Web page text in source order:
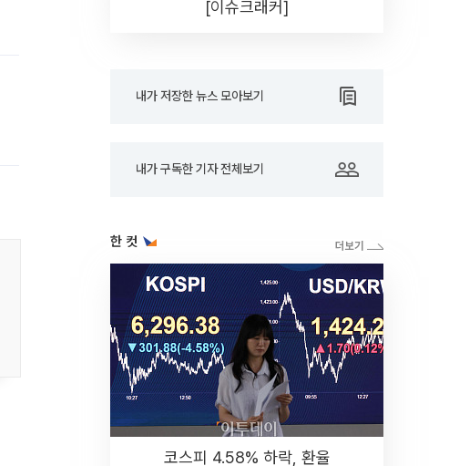
[이슈크래커]
내가 저장한 뉴스 모아보기
내가 구독한 기자 전체보기
한 컷
코스피 4.58% 하락, 환율